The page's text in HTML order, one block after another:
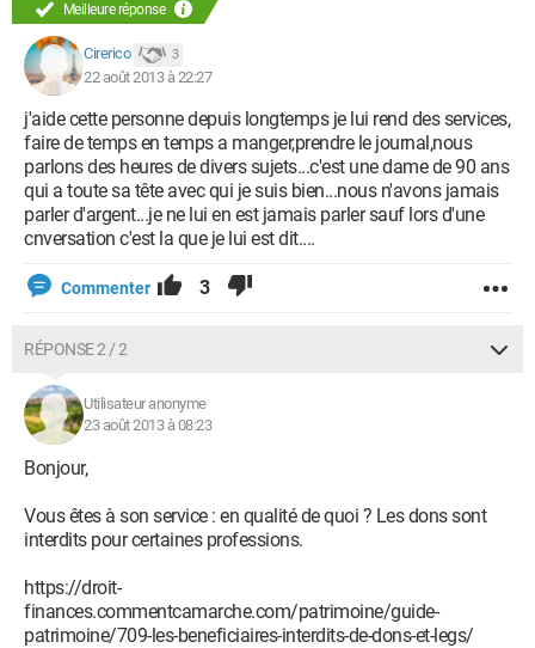
Meilleure réponse
Cirerico 3
22 août 2013 à 22:27
j'aide cette personne depuis longtemps je lui rend des services,
faire de temps en temps a manger,prendre le journal,nous
parlons des heures de divers sujets...c'est une dame de 90 ans
qui a toute sa tête avec qui je suis bien...nous n'avons jamais
parler d'argent...je ne lui en est jamais parler sauf lors d'une
cnversation c'est la que je lui est dit....
Commenter 3
RÉPONSE 2 / 2
Utilisateur anonyme
23 août 2013 à 08:23
Bonjour,
Vous êtes à son service : en qualité de quoi ? Les dons sont
interdits pour certaines professions.
https://droit-
finances.commentcamarche.com/patrimoine/guide-
patrimoine/709-les-beneficiaires-interdits-de-dons-et-legs/